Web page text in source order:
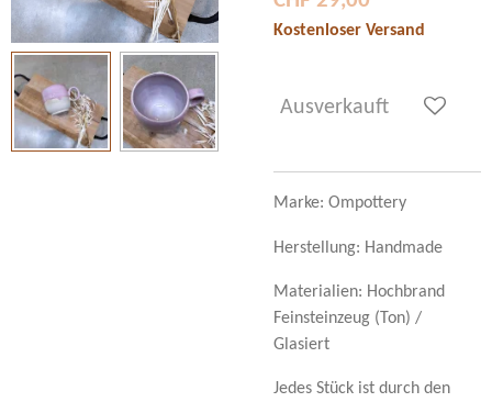
Kostenloser Versand
Ausverkauft
Marke: Ompottery
Herstellung: Handmade
Materialien: Hochbrand
Feinsteinzeug (Ton) /
Glasiert
Jedes Stück ist durch den